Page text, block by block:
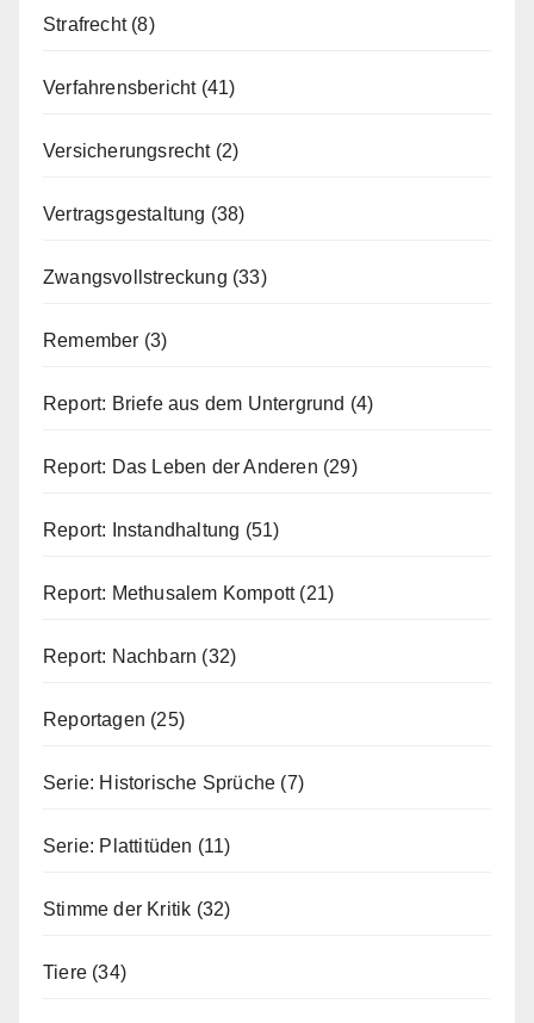
Strafrecht(8)
Verfahrensbericht(41)
Versicherungsrecht(2)
Vertragsgestaltung (38)
Zwangsvollstreckung (33)
Remember (3)
Report: Briefe aus dem Untergrund (4)
Report: Das Leben der Anderen (29)
Report: Instandhaltung (51)
Report: Methusalem Kompott(21)
Report: Nachbarn (32)
Reportagen (25)
Serie: Historische Sprüche (7)
Serie: Plattitüden (11)
Stimme der Kritik (32)
Tiere (34)